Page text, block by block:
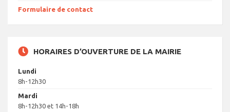
Formulaire de contact
HORAIRES D’OUVERTURE DE LA MAIRIE
Lundi
8h-12h30
Mardi
8h-12h30 et 14h-18h